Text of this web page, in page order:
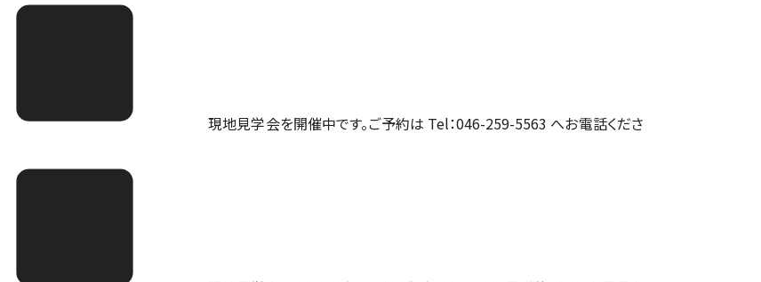
現地見学会を開催中です。ご予約は Tel：046-259-5563 へお電話くださ